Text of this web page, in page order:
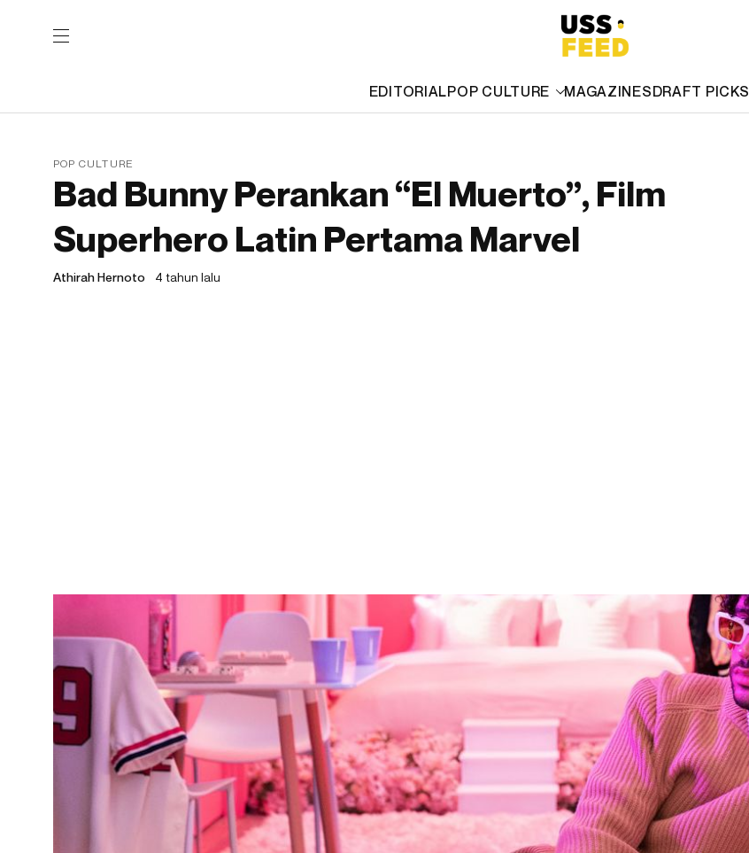
EDITORIALPOP CULTURE MAGAZINESDRAFT PICKS
POP CULTURE
Bad Bunny Perankan “El Muerto”, Film
Superhero Latin Pertama Marvel
Athirah Hernoto 4 tahun lalu